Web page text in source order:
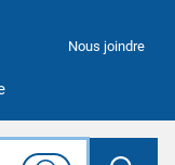
Nous joindre
dans tout le site